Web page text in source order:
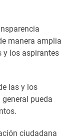
manera amplia
y los aspirantes
las y los
pueda
ciudadana